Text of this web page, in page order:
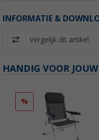
INFORMATIE &
Vergelijk dit artikel
HANDIG VOOR
%